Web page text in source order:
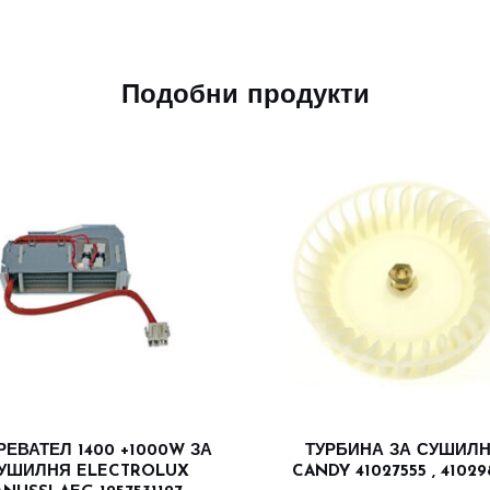
Подобни продукти
1400 +1000W ЗА
ELECTROLUX
ТУРБИНА ЗА
CANDY 41027555 ,